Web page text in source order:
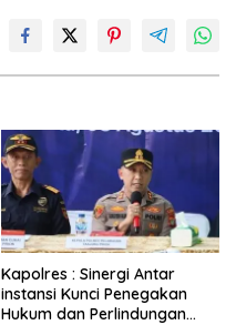
Kapolres : Sinergi Antar
instansi Kunci Penegakan
Hukum dan Perlindungan